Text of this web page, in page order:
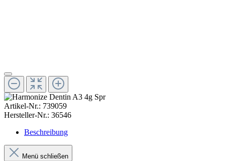
Artikel-Nr.: 739059
Hersteller-Nr.: 36546
Beschreibung
Menü schließen